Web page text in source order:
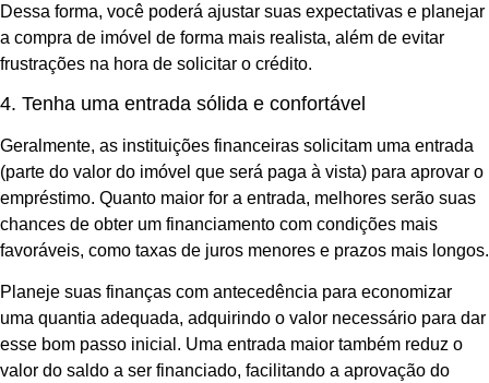
Dessa forma, você poderá ajustar suas expectativas e planejar
a compra de imóvel de forma mais realista, além de evitar
frustrações na hora de solicitar o crédito.
4. Tenha uma entrada sólida e confortável
Geralmente, as instituições financeiras solicitam uma entrada
(parte do valor do imóvel que será paga à vista) para aprovar o
empréstimo. Quanto maior for a entrada, melhores serão suas
chances de obter um financiamento com condições mais
favoráveis, como taxas de juros menores e prazos mais longos.
Planeje suas finanças com antecedência para economizar
uma quantia adequada, adquirindo o valor necessário para dar
esse bom passo inicial. Uma entrada maior também reduz o
valor do saldo a ser financiado, facilitando a aprovação do